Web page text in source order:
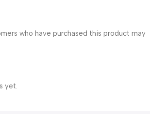
yet.
who have purchased this product may